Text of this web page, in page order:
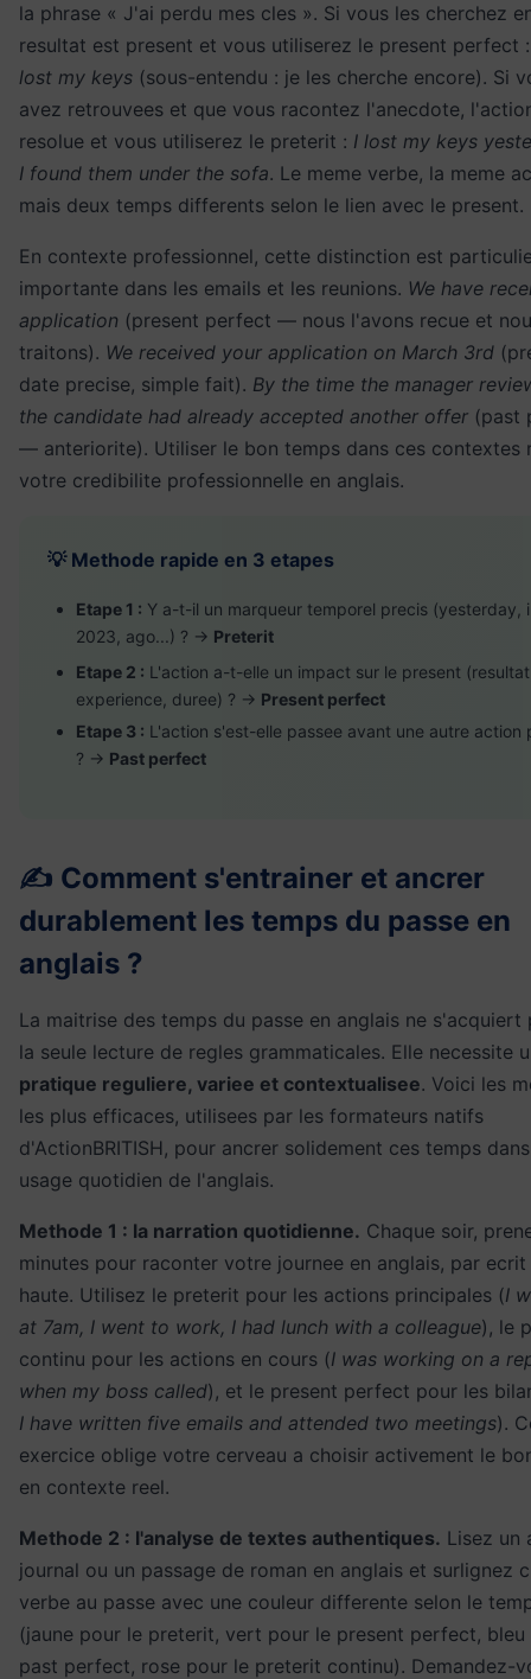
la phrase « J'ai perdu mes cles ». Si vous les cherchez
resultat est present et vous utiliserez le present perfect
lost my keys (sous-entendu : je les cherche encore). Si
avez retrouvees et que vous racontez l'anecdote,
resolue et vous utiliserez le preterit : I lost my keys
I found them under the sofa. Le meme verbe, la meme
mais deux temps differents selon le lien avec le present.
En contexte professionnel, cette distinction est
importante dans les emails et les reunions. We have
application (present perfect — nous l'avons recue et
traitons). We received your application on March 3rd
date precise, simple fait). By the time the manager
the candidate had already accepted another offer (past
— anteriorite). Utiliser le bon temps dans ces contextes
votre credibilite professionnelle en anglais.
💡 Methode rapide en 3 etapes
Etape 1 : Y a-t-il un marqueur temporel precis (yesterday,
2023, ago...) ? → Preterit
Etape 2 : L'action a-t-elle un impact sur le present
experience, duree) ? → Present perfect
Etape 3 : L'action s'est-elle passee avant une autre action
? → Past perfect
✍️ Comment s'entrainer et ancrer
durablement les temps du passe en
anglais ?
La maitrise des temps du passe en anglais ne s'acquiert
la seule lecture de regles grammaticales. Elle necessite
pratique reguliere, variee et contextualisee. Voici les
les plus efficaces, utilisees par les formateurs natifs
d'ActionBRITISH, pour ancrer solidement ces temps
usage quotidien de l'anglais.
Methode 1 : la narration quotidienne. Chaque soir,
minutes pour raconter votre journee en anglais, par
haute. Utilisez le preterit pour les actions principales (I
at 7am, I went to work, I had lunch with a colleague), le
continu pour les actions en cours (I was working on a
when my boss called), et le present perfect pour les
I have written five emails and attended two meetings).
exercice oblige votre cerveau a choisir activement le
en contexte reel.
Methode 2 : l'analyse de textes authentiques. Lisez un
journal ou un passage de roman en anglais et surlignez
verbe au passe avec une couleur differente selon le
(jaune pour le preterit, vert pour le present perfect, bleu
past perfect, rose pour le preterit continu). Demandez-